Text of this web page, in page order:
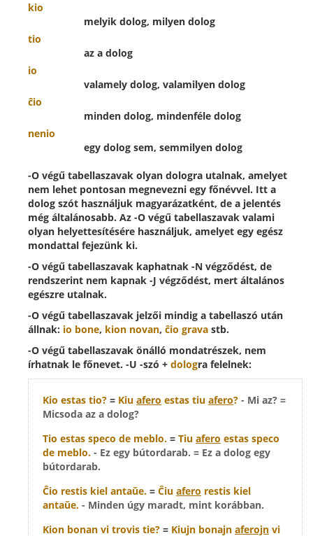
kio
melyik dolog, milyen dolog
tio
az a dolog
io
valamely dolog, valamilyen dolog
ĉio
minden dolog, mindenféle dolog
nenio
egy dolog sem, semmilyen dolog
-O végű tabellaszavak olyan dologra utalnak, amelyet
nem lehet pontosan megnevezni egy főnévvel. Itt a
dolog szót használjuk magyarázatként, de a jelentés
még általánosabb. Az -O végű tabellaszavak valami
olyan helyettesítésére használjuk, amelyet egy egész
mondattal fejezünk ki.
-O végű tabellaszavak kaphatnak -N végződést, de
rendszerint nem kapnak -J végződést, mert általános
egészre utalnak.
-O végű tabellaszavak jelzői mindig a tabellaszó után
állnak: io bone, kion novan, ĉio grava stb.
-O végű tabellaszavak önálló mondatrészek, nem
írhatnak le főnevet. -U -szó + dologra felelnek:
Kio estas tio? = Kiu afero estas tiu afero? - Mi az? =
Micsoda az a dolog?
Tio estas speco de meblo. = Tiu afero estas speco
de meblo. - Ez egy bútordarab. = Ez a dolog egy
bútordarab.
Ĉio restis kiel antaŭe. = Ĉiu afero restis kiel
antaŭe. - Minden úgy maradt, mint korábban.
Kion bonan vi trovis tie? = Kiujn bonajn aferojn vi